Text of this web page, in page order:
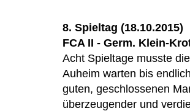
8. Spieltag (18.10.2015)
FCA II - Germ. Klein-
Acht Spieltage musste
Auheim warten bis
guten, geschlossenen
überzeugender und